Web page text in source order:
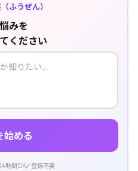
ふうぜん）
みを
ください
始める
時間OK 登録不要